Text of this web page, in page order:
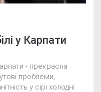
у Карпати
- прекрасна
проблеми,
у сірі холодні